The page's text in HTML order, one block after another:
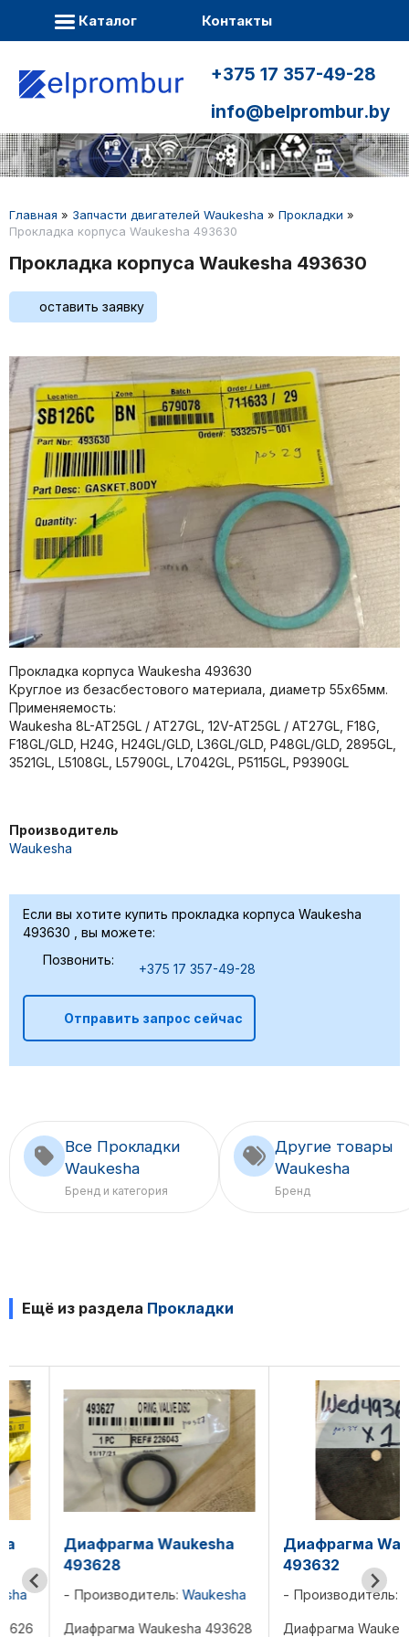
Каталог Контакты
+375 17 357-49-28
info@belprombur.by
Главная » Запчасти двигателей Waukesha » Прокладки »
Прокладка корпуса Waukesha 493630
Прокладка корпуса Waukesha 493630
оставить заявку
Прокладка корпуса Waukesha 493630
Круглое из безасбестового материала, диаметр 55х65мм.
Применяемость:
Waukesha 8L-AT25GL / AT27GL, 12V-AT25GL / AT27GL, F18G,
F18GL/GLD, H24G, H24GL/GLD, L36GL/GLD, P48GL/GLD, 2895GL,
3521GL, L5108GL, L5790GL, L7042GL, P5115GL, P9390GL
Производитель
Waukesha
Если вы хотите купить прокладка корпуса Waukesha
493630 , вы можете:
Позвонить:
+375 17 357-49-28
Отправить запрос сейчас
Все Прокладки
Waukesha
Бренд и категория
Другие товары
Waukesha
Бренд
Ещё из раздела Прокладки
Диафрагма Waukesha
493628
Производитель:Waukesha
Диафрагма Waukesha 493628
Диафрагма
493632
Производитель:
Диафрагма Waukesha